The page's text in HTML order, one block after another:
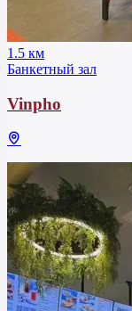
1.5 км
Банкетный зал
Vinpho